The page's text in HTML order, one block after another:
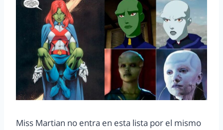
Miss Martian no entra en esta lista por el mismo